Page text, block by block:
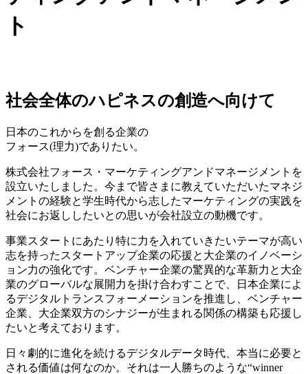
社会全体のハピネスの創造へ向けて
日本のこれからを創る企業の
フォース(理力)でありたい。
株式会社フォース・マーケティングアンドマネージメントを
設立いたしました。今まで皆さまに教えていただいたマネジ
メントの経験と学生時代から志したマーケティングの実践を
社会にお返ししたいとの思いが会社設立の動機です。
事業スタートにあたり特に力を入れていきたいテーマが高い
志を持ったスタートアップ企業の応援と大企業のイノベーシ
ョン力の強化です。ベンチャー企業の驚異的な革新力と大企
業のグローバルな展開力を掛け合わすことで、日本企業によ
るデジタルトランスフォーメーションを推進し、ベンチャー
企業、大企業双方のシナジーが生まれる関係の構築も応援し
たいと考えております。
日々劇的に進化を続けるデジタルデータ時代、本当に必要と
される価値は何なのか。それは一人勝ちのような“winner